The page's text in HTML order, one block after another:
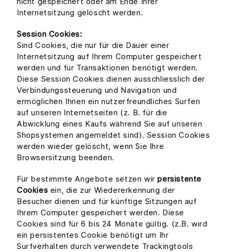
Internetsitzung gelöscht werden.
Session Cookies:
Sind Cookies, die nur für die Dauer einer
Internetsitzung auf Ihrem Computer gespeichert
werden und für Transaktionen benötigt werden.
Diese Session Cookies dienen ausschliesslich der
Verbindungssteuerung und Navigation und
ermöglichen Ihnen ein nutzerfreundliches Surfen
auf unseren Internetseiten (z. B. für die
Abwicklung eines Kaufs während Sie auf unseren
Shopsystemen angemeldet sind). Session Cookies
werden wieder gelöscht, wenn Sie Ihre
Browsersitzung beenden.
Für bestimmte Angebote setzen wirpersistente
Cookies ein, die zur Wiedererkennung der
Besucher dienen und für künftige Sitzungen auf
Ihrem Computer gespeichert werden. Diese
Cookies sind für 6 bis 24 Monate gültig. (z.B. wird
ein persistentes Cookie benötigt um Ihr
Surfverhalten durch verwendete Trackingtools